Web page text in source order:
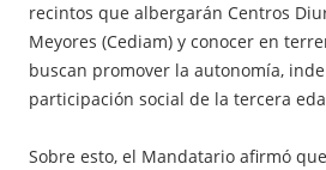
recintos que albergarán Centros
Meyores (Cediam) y conocer en
buscan promover la autonomía,
participación social de la tercera
Sobre esto, el Mandatario afirmó